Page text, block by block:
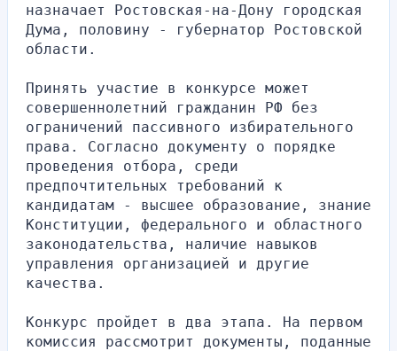
назначает Ростовская-на-Дону городская
Дума, половину - губернатор Ростовской
области.
Принять участие в конкурсе может
совершеннолетний гражданин РФ без
ограничений пассивного избирательного
права. Согласно документу о порядке
проведения отбора, среди
предпочтительных требований к
кандидатам - высшее образование, знание
Конституции, федерального и областного
законодательства, наличие навыков
управления организацией и другие
качества.
Конкурс пройдет в два этапа. На первом
комиссия рассмотрит документы, поданные